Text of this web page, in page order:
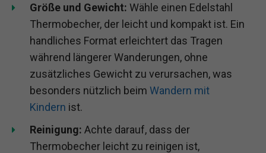
Größe und Gewicht: Wähle einen Edelstahl
Thermobecher, der leicht und kompakt ist. Ein
handliches Format erleichtert das Tragen
während längerer Wanderungen, ohne
zusätzliches Gewicht zu verursachen, was
besonders nützlich beim Wandern mit
Kindern ist.
Reinigung: Achte darauf, dass der
Thermobecher leicht zu reinigen ist,